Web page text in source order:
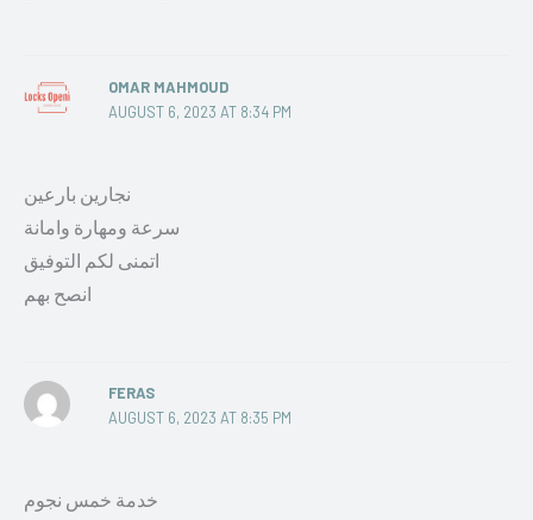
OMAR MAHMOUD
AUGUST 6, 2023 AT 8:34 PM
نجارين بارعين
سرعة ومهارة وامانة
اتمنى لكم التوفيق
انصح بهم
FERAS
AUGUST 6, 2023 AT 8:35 PM
خدمة خمس نجوم